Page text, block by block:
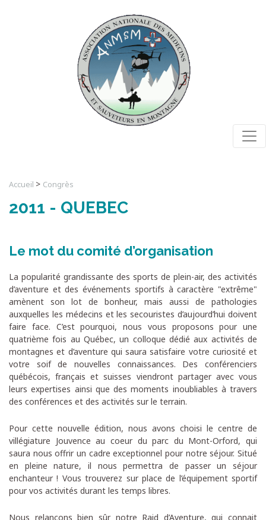
Accueil > Congrès
2011 - QUEBEC
Le mot du comité d’organisation
La popularité grandissante des sports de plein-air, des activités
d’aventure et des événements sportifs à caractère "extrême"
amènent son lot de bonheur, mais aussi de pathologies
auxquelles les médecins et les secouristes d’aujourd’hui doivent
faire face. C’est pourquoi, nous vous proposons pour une
quatrième fois au Québec, un colloque dédié aux activités de
montagnes et d’aventure qui saura satisfaire votre curiosité et
votre soif de nouvelles connaissances. Des conférenciers
québécois, français et suisses viendront partager avec vous
leurs expertises ainsi que des moments inoubliables à travers
des conférences et des activités sur le terrain.
Pour cette nouvelle édition, nous avons choisi le centre de
villégiature Jouvence au coeur du parc du Mont-Orford, qui
saura nous offrir un cadre exceptionnel pour notre séjour. Situé
en pleine nature, il nous permettra de passer un séjour
enchanteur ! Vous trouverez sur place de l’équipement sportif
pour vos activités durant les temps libres.
Nous relançons bien sûr notre Raid d’Aventure, qui connait